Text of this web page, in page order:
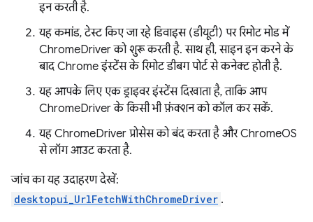
इन करती है.
यह कमांड, टेस्ट किए जा रहे डिवाइस (डीयूटी) पर रिमोट मोड में
ChromeDriver को शुरू करती है. साथ ही, साइन इन करने के
बाद Chrome इंस्टेंस के रिमोट डीबग पोर्ट से कनेक्ट होती है.
यह आपके लिए एक ड्राइवर इंस्टेंस दिखाता है, ताकि आप
ChromeDriver के किसी भी फ़ंक्शन को कॉल कर सकें.
यह ChromeDriver प्रोसेस को बंद करता है और ChromeOS
से लॉग आउट करता है.
जांच का यह उदाहरण देखें:
desktopui_UrlFetchWithChromeDriver .